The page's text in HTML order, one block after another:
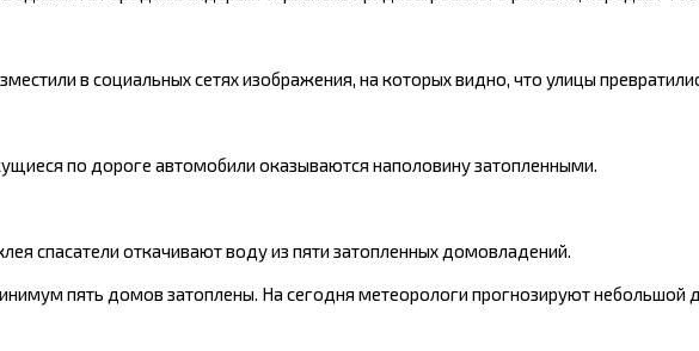
в социальных сетях изображения, на которых видно, что улицы
по дороге автомобили оказываются наполовину затопленными.
спасатели откачивают воду из пяти затопленных домовладений.
пять домов затоплены. На сегодня метеорологи прогнозируют небольшой